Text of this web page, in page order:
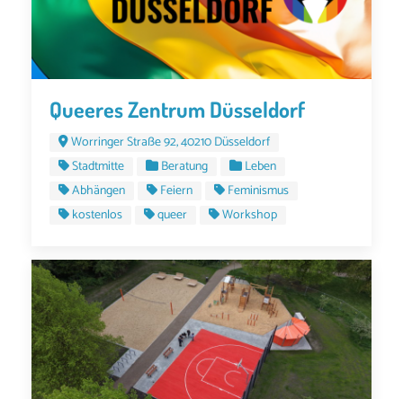
Queeres Zentrum Düsseldorf
Worringer Straße 92, 40210 Düsseldorf
Stadtmitte
Beratung
Leben
Abhängen
Feiern
Feminismus
kostenlos
queer Workshop